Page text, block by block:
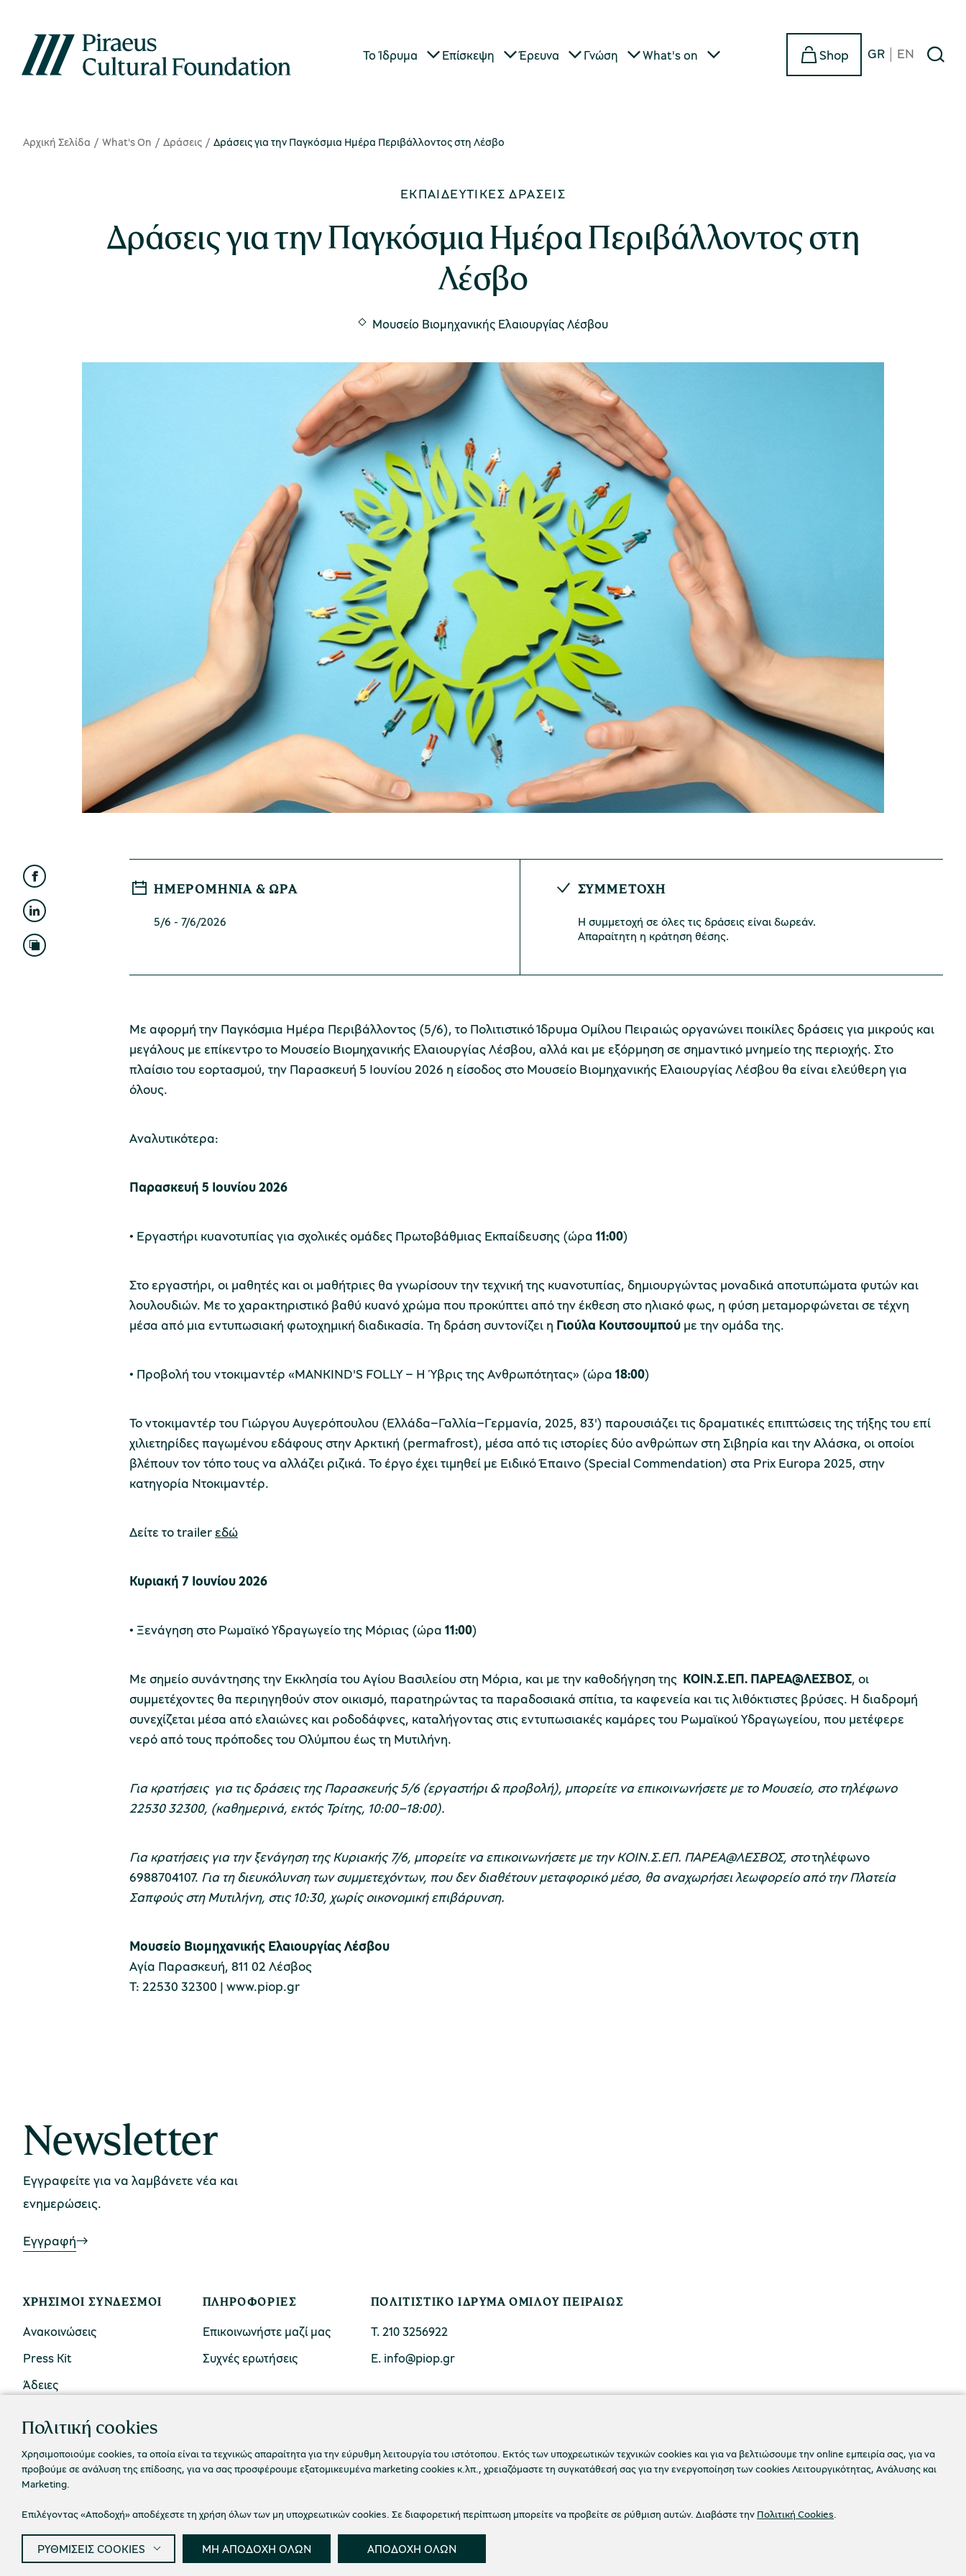
Το Ίδρυμα Επίσκεψη Έρευνα Γνώση What's on Shop GR EN
Αρχική Σελίδα What's On Δράσεις Δράσεις για την Παγκόσμια Ημέρα Περιβάλλοντος στη Λέσβο
ΕΚΠΑΙΔΕΥΤΙΚΈΣ ΔΡΆΣΕΙΣ
Δράσεις για την Παγκόσμια Ημέρα Περιβάλλοντος στη
Λέσβο
Μουσείο Βιομηχανικής Ελαιουργίας Λέσβου
ΗΜΕΡΟΜΗΝΊΑ & ΏΡΑ
5/6 - 7/6/2026
ΣΥΜΜΕΤΟΧΗ
Η συμμετοχή σε όλες τις δράσεις είναι δωρεάν.
Απαραίτητη η κράτηση θέσης.
Με αφορμή την Παγκόσμια Ημέρα Περιβάλλοντος (5/6), το Πολιτιστικό Ίδρυμα Ομίλου Πειραιώς οργανώνει ποικίλες δράσεις για μικρούς και
μεγάλους με επίκεντρο το Μουσείο Βιομηχανικής Ελαιουργίας Λέσβου, αλλά και με εξόρμηση σε σημαντικό μνημείο της περιοχής. Στο
πλαίσιο του εορτασμού, την Παρασκευή 5 Ιουνίου 2026 η είσοδος στο Μουσείο Βιομηχανικής Ελαιουργίας Λέσβου θα είναι ελεύθερη για
όλους.
Αναλυτικότερα:
Παρασκευή 5 Ιουνίου 2026
• Εργαστήρι κυανοτυπίας για σχολικές ομάδες Πρωτοβάθμιας Εκπαίδευσης (ώρα 11:00)
Στο εργαστήρι, οι μαθητές και οι μαθήτριες θα γνωρίσουν την τεχνική της κυανοτυπίας, δημιουργώντας μοναδικά αποτυπώματα φυτών και
λουλουδιών. Με το χαρακτηριστικό βαθύ κυανό χρώμα που προκύπτει από την έκθεση στο ηλιακό φως, η φύση μεταμορφώνεται σε τέχνη
μέσα από μια εντυπωσιακή φωτοχημική διαδικασία. Τη δράση συντονίζει η Γιούλα Κουτσουμπού με την ομάδα της.
• Προβολή του ντοκιμαντέρ «MANKIND'S FOLLY – Η Ύβρις της Ανθρωπότητας» (ώρα 18:00)
Το ντοκιμαντέρ του Γιώργου Αυγερόπουλου (Ελλάδα–Γαλλία–Γερμανία, 2025, 83') παρουσιάζει τις δραματικές επιπτώσεις της τήξης του επί
χιλιετηρίδες παγωμένου εδάφους στην Αρκτική (permafrost), μέσα από τις ιστορίες δύο ανθρώπων στη Σιβηρία και την Αλάσκα, οι οποίοι
βλέπουν τον τόπο τους να αλλάζει ριζικά. Το έργο έχει τιμηθεί με Ειδικό Έπαινο (Special Commendation) στα Prix Europa 2025, στην
κατηγορία Ντοκιμαντέρ.
Δείτε το trailer εδώ
Κυριακή 7 Ιουνίου 2026
• Ξενάγηση στο Ρωμαϊκό Υδραγωγείο της Μόριας (ώρα 11:00)
Με σημείο συνάντησης την Εκκλησία του Αγίου Βασιλείου στη Μόρια, και με την καθοδήγηση της ΚΟΙΝ.Σ.ΕΠ. ΠΑΡΕΑ@ΛΕΣΒΟΣ, οι
συμμετέχοντες θα περιηγηθούν στον οικισμό, παρατηρώντας τα παραδοσιακά σπίτια, τα καφενεία και τις λιθόκτιστες βρύσες. Η διαδρομή
συνεχίζεται μέσα από ελαιώνες και ροδοδάφνες, καταλήγοντας στις εντυπωσιακές καμάρες του Ρωμαϊκού Υδραγωγείου, που μετέφερε
νερό από τους πρόποδες του Ολύμπου έως τη Μυτιλήνη.
Για κρατήσεις για τις δράσεις της Παρασκευής 5/6 (εργαστήρι & προβολή), μπορείτε να επικοινωνήσετε με το Μουσείο, στο τηλέφωνο
22530 32300, (καθημερινά, εκτός Τρίτης, 10:00–18:00).
Για κρατήσεις για την ξενάγηση της Κυριακής 7/6, μπορείτε να επικοινωνήσετε με την ΚΟΙΝ.Σ.ΕΠ. ΠΑΡΕΑ@ΛΕΣΒΟΣ, στοτηλέφωνο
6988704107. Για τη διευκόλυνση των συμμετεχόντων, που δεν διαθέτουν μεταφορικό μέσο, θα αναχωρήσει λεωφορείο από την Πλατεία
Σαπφούς στη Μυτιλήνη, στις 10:30, χωρίς οικονομική επιβάρυνση.
Μουσείο Βιομηχανικής Ελαιουργίας Λέσβου
Αγία Παρασκευή, 811 02 Λέσβος
Τ: 22530 32300 | www.piop.gr
Newsletter
Εγγραφείτε για να λαμβάνετε νέα και
ενημερώσεις.
Εγγραφή
ΧΡΉΣΙΜΟΙ ΣΎΝΔΕΣΜΟΙ
Ανακοινώσεις
Press Kit
Άδειες
ΠΛΗΡΟΦΟΡΊΕΣ
Επικοινωνήστε μαζί μας
Συχνές ερωτήσεις
ΠΟΛΙΤΙΣΤΙΚΟ ΙΔΡΥΜΑ ΟΜΙΛΟΥ ΠΕΙΡΑΙΩΣ
Τ. 210 3256922
Ε. info@piop.gr
© 2026 Πολιτιστικό Ίδρυμα Ομίλου Πειραιώς Πολιτική απορρήτου Όροι χρήσης
Πολιτική cookies
Χρησιμοποιούμε cookies, τα οποία είναι τα τεχνικώς απαραίτητα για την εύρυθμη λειτουργία του ιστότοπου. Εκτός των υποχρεωτικών τεχνικών cookies και για να βελτιώσουμε την online εμπειρία σας, για να
προβούμε σε ανάλυση της επίδοσης, για να σας προσφέρουμε εξατομικευμένα marketing cookies κ.λπ., χρειαζόμαστε τη συγκατάθεσή σας για την ενεργοποίηση των cookies Λειτουργικότητας, Ανάλυσης και
Marketing.
Επιλέγοντας «Αποδοχή» αποδέχεστε τη χρήση όλων των μη υποχρεωτικών cookies. Σε διαφορετική περίπτωση μπορείτε να προβείτε σε ρύθμιση αυτών. Διαβάστε την Πολιτική Cookies.
ΡΥΘΜΙΣΕΙΣ COOKIES ΜΗ ΑΠΟΔΟΧΗ ΟΛΩΝ ΑΠΟΔΟΧΗ ΟΛΩΝ